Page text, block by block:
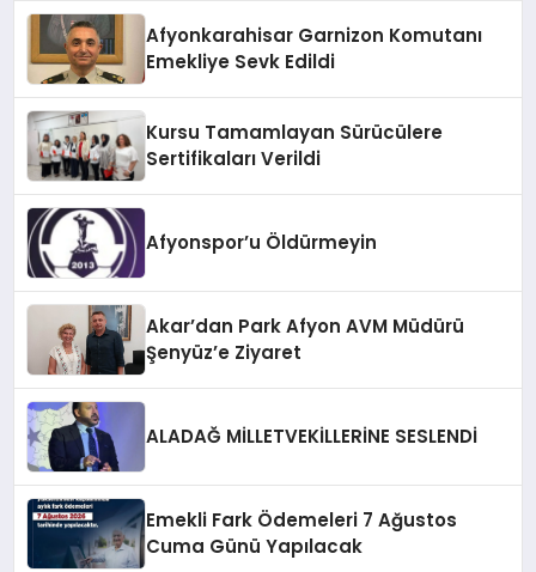
Afyonkarahisar Garnizon Komutanı
Emekliye Sevk Edildi
Kursu Tamamlayan Sürücülere
Sertifikaları Verildi
Afyonspor’u Öldürmeyin
Akar’dan Park Afyon AVM Müdürü
Şenyüz’e Ziyaret
ALADAĞ MİLLETVEKİLLERİNE SESLENDİ
Emekli Fark Ödemeleri 7 Ağustos
Cuma Günü Yapılacak